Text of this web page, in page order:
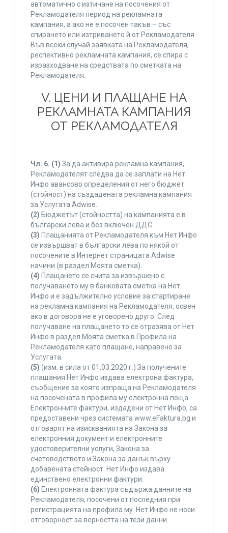
автоматично с изтичане на посочения от
Рекламодателя период на рекламната
кампания, а ако не е посочен такъв – със
спирането или изтриването й от Рекламодателя.
Във всеки случай заявката на Рекламодателя,
респективно рекламната кампания, се спира с
изразходване на средствата по сметката на
Рекламодателя.
V. ЦЕНИ И ПЛАЩАНЕ НА
РЕКЛАМНАТА КАМПАНИЯ
ОТ РЕКЛАМОДАТЕЛЯ
Чл. 6. (1) За да активира рекламна кампания,
Рекламодателят следва да се заплати на Нет
Инфо авансово определения от него бюджет
(стойност) на създадената рекламна кампания
за Услугата Adwise.
(2) Бюджетът (стойността) на кампанията е в
български лева и без включен ДДС.
(3) Плащанията от Рекламодателя към Нет Инфо
се извършват в български лева по някой от
посочените в Интернет страницата Adwise
начини (в раздел Моята сметка).
(4) Плащането се счита за извършено с
получаването му в банковата сметка на Нет
Инфо и е задължително условие за стартиране
на рекламна кампания на Рекламодателя, освен
ако в договора не е уговорено друго. След
получаване на плащането то се отразява от Нет
Инфо в раздел Моята сметка в Профила на
Рекламодателя като плащане, направено за
Услугата.
(5) (изм. в сила от 01.03.2020 г.) За получените
плащания Нет Инфо издава електрона фактура,
съобщение за която изпраща на Рекламодателя
на посочената в профила му електронна поща.
Електронните фактури, издадени от Нет Инфо, са
предоставени чрез системата www.eFaktura.bg и
отговарят на изискванията на Закона за
електронния документ и електронните
удостоверителни услуги, Закона за
счетоводството и Закона за данък върху
добавената стойност. Нет Инфо издава
единствено електронни фактури.
(6) Електронната фактура съдържа данните на
Рекламодателя, посочени от последния при
регистрацията на профила му. Нет Инфо не носи
отговорност за верността на тези данни.